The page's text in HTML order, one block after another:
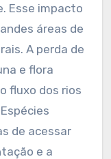
Esse impacto
áreas de
A perda de
e flora
fluxo dos rios
de acessar
e a